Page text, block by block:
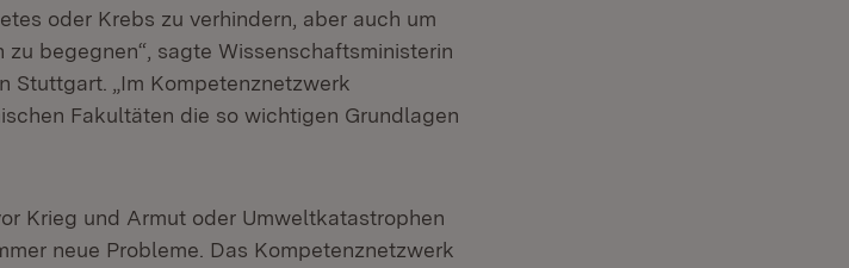
oder Krebs zu verhindern, aber auch um
begegnen“, sagte Wissenschaftsministerin
Stuttgart. „Im Kompetenznetzwerk
Fakultäten die so wichtigen Grundlagen
Krieg und Armut oder Umweltkatastrophen
neue Probleme. Das Kompetenznetzwerk